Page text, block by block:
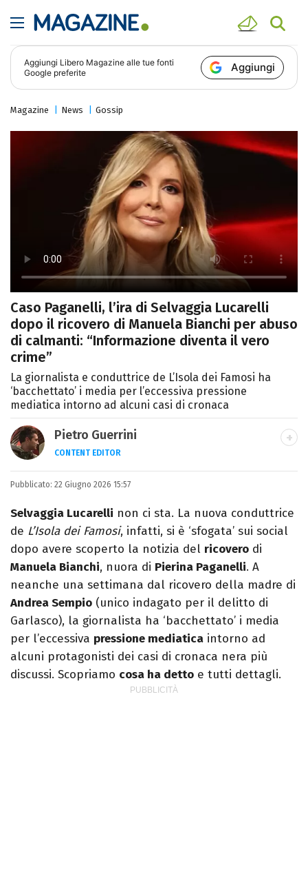
Aggiungi Libero Magazine alle tue fonti
Google preferite
Aggiungi
Magazine News Gossip
Caso Paganelli, l’ira di Selvaggia Lucarelli
dopo il ricovero di Manuela Bianchi per abuso
di calmanti: “Informazione diventa il vero
crime”
La giornalista e conduttrice de L’Isola dei Famosi ha
‘bacchettato’ i media per l’eccessiva pressione
mediatica intorno ad alcuni casi di cronaca
Pietro Guerrini
CONTENT EDITOR
Laurea in Lettere, smania di viaggi e
passione per i cartoni (della pizza e della
Pixar).
Pubblicato: 22 Giugno 2026 15:57
Selvaggia Lucarelli non ci sta. La nuova conduttrice
de L’Isola dei Famosi, infatti, si è ‘sfogata’ sui social
dopo avere scoperto la notizia del ricovero di
Manuela Bianchi, nuora di Pierina Paganelli. A
neanche una settimana dal ricovero della madre di
Andrea Sempio (unico indagato per il delitto di
Garlasco), la giornalista ha ‘bacchettato’ i media
per l’eccessiva pressione mediatica intorno ad
alcuni protagonisti dei casi di cronaca nera più
discussi. Scopriamo cosa ha detto e tutti dettagli.